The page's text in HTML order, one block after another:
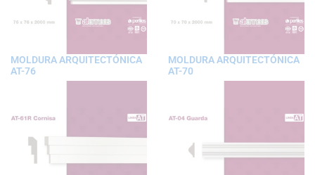
MOLDURA ARQUITECTÓNICA
AT-76
MOLDURA ARQUITECTÓNICA
AT-70